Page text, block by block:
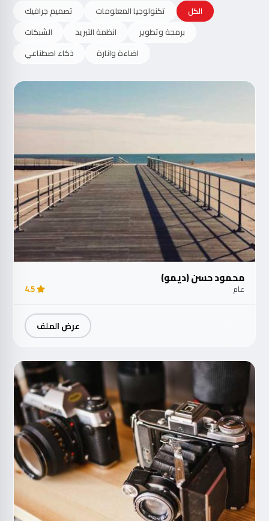
الكل تكنولوجيا المعلومات
تصميم جرافيك
برمجة وتطوير
انظمة التبريد
الشبكات
اضاءة وانارة
ذكاء اصطناعي
محمود حسن (ديمو)
عام 4.5
عرض الملف